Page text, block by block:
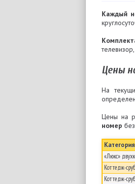
Каждый
Цены
На
Цены на
номер
Категория
«Люкс»
Коттедж-сруб
Коттедж-сруб